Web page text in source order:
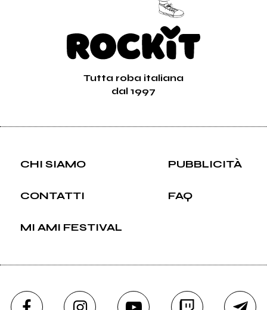
Tutta roba italiana
dal 1997
CHI SIAMO PUBBLICITÀ
CONTATTI FAQ
MI AMI FESTIVAL